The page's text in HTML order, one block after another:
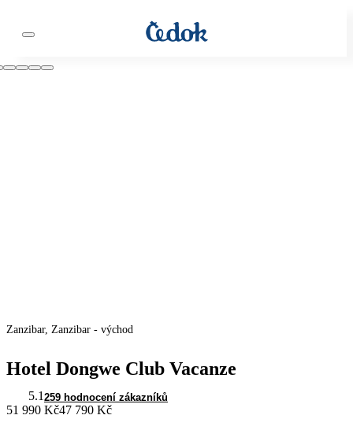
Zanzibar, Zanzibar - východ
Hotel Dongwe Club Vacanze
5.1 259 hodnocení zákazníků
51 990 Kč47 790 Kč